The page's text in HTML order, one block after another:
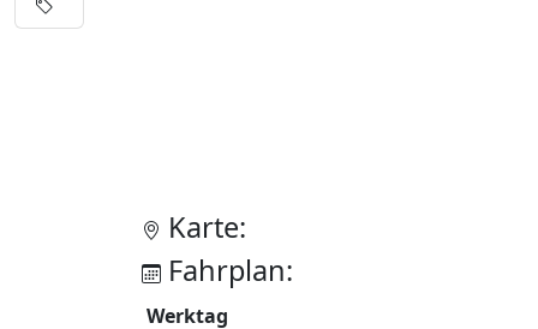
Karte:
Fahrplan:
Werktag